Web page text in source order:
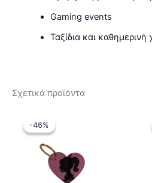
Gaming events
Ταξίδια και καθημερινή
Σχετικά προϊόντα
-46%
-46%